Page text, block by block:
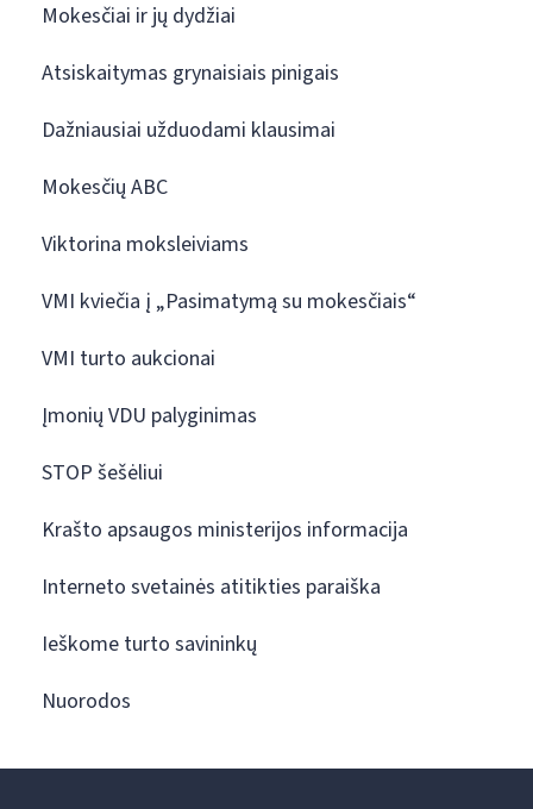
Mokesčiai ir jų dydžiai
Atsiskaitymas grynaisiais pinigais
Dažniausiai užduodami klausimai
Mokesčių ABC
Viktorina moksleiviams
VMI kviečia į „Pasimatymą su mokesčiais“
VMI turto aukcionai
Įmonių VDU palyginimas
STOP šešėliui
Krašto apsaugos ministerijos informacija
Interneto svetainės atitikties paraiška
Ieškome turto savininkų
Nuorodos